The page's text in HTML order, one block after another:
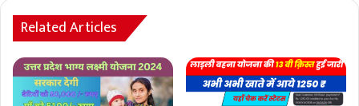
Related Articles